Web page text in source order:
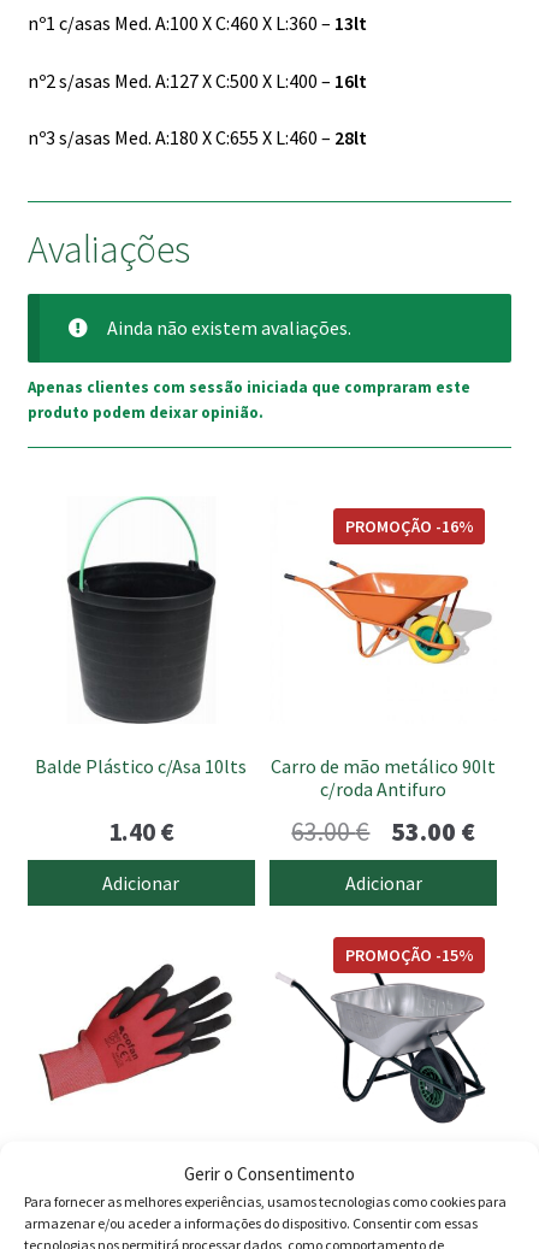
Gerir o Consentimento
Para fornecer as melhores experiências, usamos tecnologias como cookies para
armazenar e/ou aceder a informações do dispositivo. Consentir com essas
tecnologias nos permitirá processar dados, como comportamento de
nº1 c/asas Med. A:100 X C:460 X L:360 – 13lt
nº2 s/asas Med. A:127 X C:500 X L:400 – 16lt
nº3 s/asas Med. A:180 X C:655 X L:460 – 28lt
Avaliações
Ainda não existem avaliações.
Apenas clientes com sessão iniciada que compraram este
produto podem deixar opinião.
Balde Plástico c/Asa 10lts
1.40€
Adicionar
Carro de mão metálico 90lt
c/roda Antifuro
PROMOÇÃO -16%
63.00€
preço
original
era:
63.00 €.
53.00 €O
preço
atual
Adicionar
Luvas Nitrilo
multiple
variants.
The
chosen
on
Carro de mão FORT 6B 80
(Metal)
PROMOÇÃO -15%